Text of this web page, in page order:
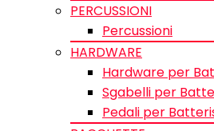
PERCUSSIONI
Percussioni
HARDWARE
Hardware per
Sgabelli per
Pedali per